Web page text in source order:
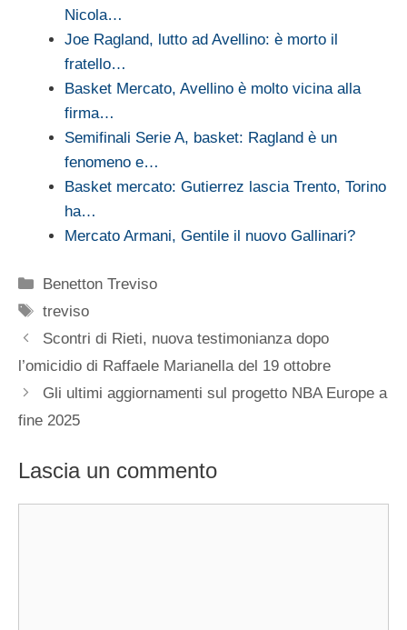
Nicola…
Joe Ragland, lutto ad Avellino: è morto il
fratello…
Basket Mercato, Avellino è molto vicina alla
firma…
Semifinali Serie A, basket: Ragland è un
fenomeno e…
Basket mercato: Gutierrez lascia Trento, Torino
ha…
Mercato Armani, Gentile il nuovo Gallinari?
Categorie
Benetton Treviso
Tag
treviso
Scontri di Rieti, nuova testimonianza dopo
l’omicidio di Raffaele Marianella del 19 ottobre
Gli ultimi aggiornamenti sul progetto NBA Europe a
fine 2025
Lascia un commento